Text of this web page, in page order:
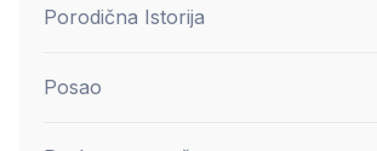
Porodična Istorija
Posao